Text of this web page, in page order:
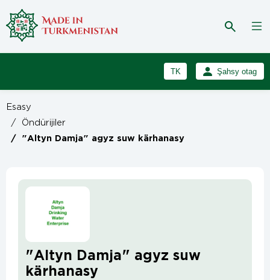
TK
RU
Şahsy otag
Esasy
/
Öndürijiler
/ "Altyn Damja" agyz suw kärhanasy
"Altyn Damja" agyz suw
kärhanasy